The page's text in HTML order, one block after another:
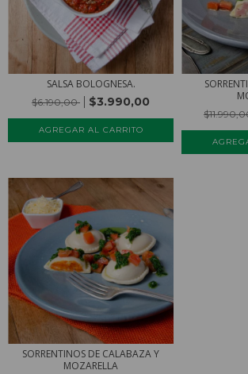
SALSA BOLOGNESA.
$6.190,00 $3.990,00
SORRENTINOS DE CALABAZA Y
MOZARELLA